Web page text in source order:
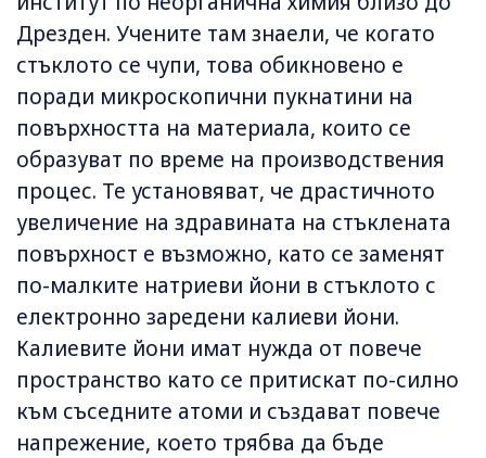
Дрезден. Учените там знаели, че когато
стъклото се чупи, това обикновено е
поради микроскопични пукнатини на
повърхността на материала, които се
образуват по време на производствения
процес. Те установяват, че драстичното
увеличение на здравината на стъклената
повърхност е възможно, като се заменят
по-малките натриеви йони в стъклото с
електронно заредени калиеви йони.
Калиевите йони имат нужда от повече
пространство като се притискат по-силно
към съседните атоми и създават повече
напрежение, което трябва да бъде